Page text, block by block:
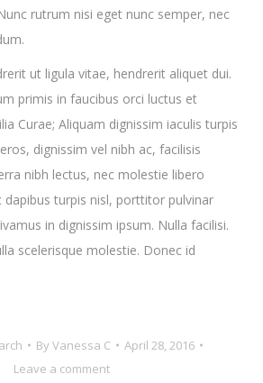
rutrum nisi eget nunc semper, nec
ut ligula vitae, hendrerit aliquet dui.
primis in faucibus orci luctus et
Curae; Aliquam dignissim iaculis turpis
dignissim vel nibh ac, facilisis
nibh lectus, nec molestie libero
dapibus turpis nisl, porttitor pulvinar
in dignissim ipsum. Nulla facilisi.
scelerisque molestie. Donec id
By Vanessa C
April 28, 2016
Leave a comment